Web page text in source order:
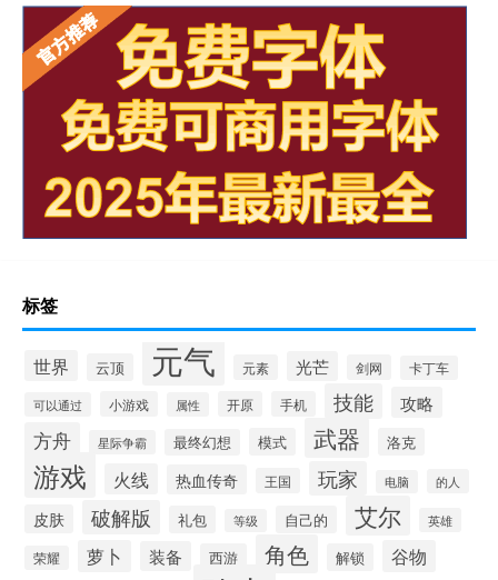
标签
世界 云顶 元气 元素 光芒 剑网 卡丁车
可以通过 小游戏 属性 开原 手机 技能 攻略
方舟 星际争霸 最终幻想 模式 武器 洛克
游戏 火线 热血传奇 王国 玩家 电脑 的人
皮肤 破解版 礼包 等级 自己的 艾尔 英雄
荣耀 萝卜 装备 西游 角色 解锁 谷物